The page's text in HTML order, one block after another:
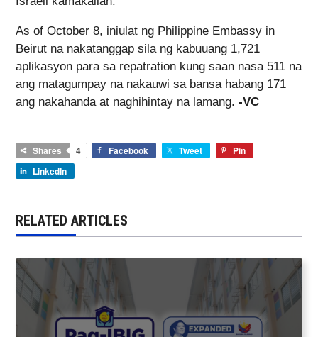
As of October 8, iniulat ng Philippine Embassy in
Beirut na nakatanggap sila ng kabuuang 1,721
aplikasyon para sa repatration kung saan nasa 511 na
ang matagumpay na nakauwi sa bansa habang 171
ang nakahanda at naghihintay na lamang. -VC
Shares 4 Facebook Tweet
Pin
LinkedIn
RELATED ARTICLES